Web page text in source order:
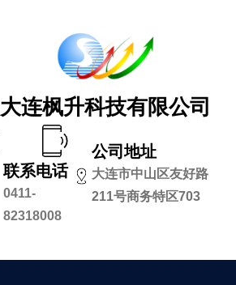
大连枫升科技有限公司
联系电话
0411-
82318008
公司地址
大连市中山区友好路
211号商务特区703